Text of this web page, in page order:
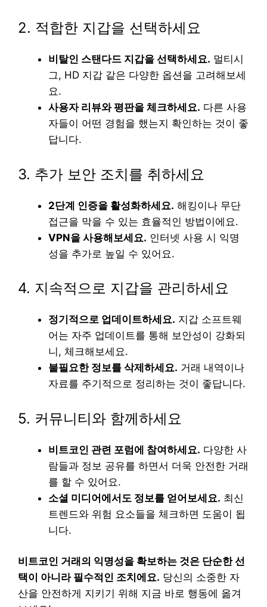
2. 적합한 지갑을 선택하세요
비탈인 스탠다드 지갑을 선택하세요. 멀티시
그, HD 지갑 같은 다양한 옵션을 고려해보세
요.
사용자 리뷰와 평판을 체크하세요. 다른 사용
자들이 어떤 경험을 했는지 확인하는 것이 좋
답니다.
3. 추가 보안 조치를 취하세요
2단계 인증을 활성화하세요. 해킹이나 무단
접근을 막을 수 있는 효율적인 방법이에요.
VPN을 사용해보세요. 인터넷 사용 시 익명
성을 추가로 높일 수 있어요.
4. 지속적으로 지갑을 관리하세요
정기적으로 업데이트하세요. 지갑 소프트웨
어는 자주 업데이트를 통해 보안성이 강화되
니, 체크해보세요.
불필요한 정보를 삭제하세요. 거래 내역이나
자료를 주기적으로 정리하는 것이 좋답니다.
5. 커뮤니티와 함께하세요
비트코인 관련 포럼에 참여하세요. 다양한 사
람들과 정보 공유를 하면서 더욱 안전한 거래
를 할 수 있어요.
소셜 미디어에서도 정보를 얻어보세요. 최신
트렌드와 위험 요소들을 체크하면 도움이 됩
니다.
비트코인 거래의 익명성을 확보하는 것은 단순한 선
택이 아니라 필수적인 조치에요. 당신의 소중한 자
산을 안전하게 지키기 위해 지금 바로 행동에 옮겨